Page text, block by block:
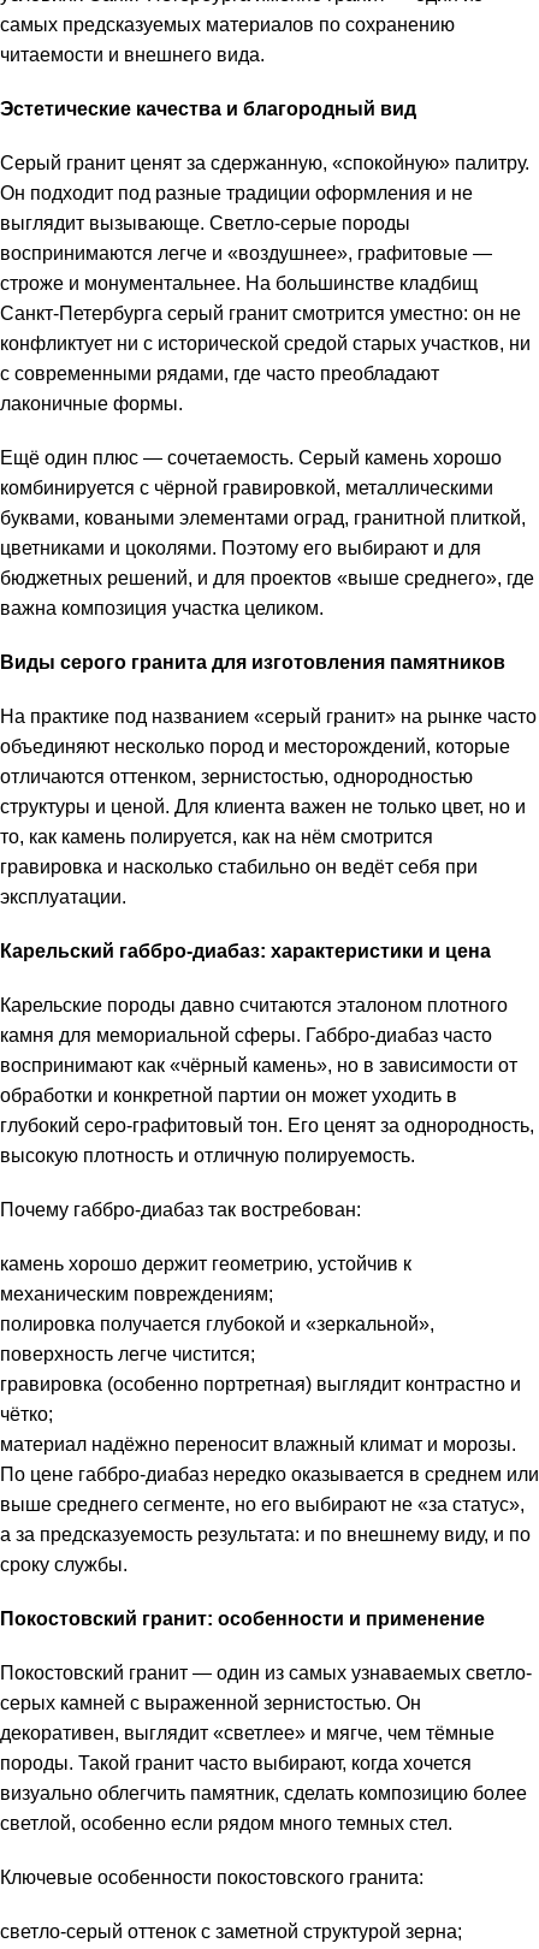
самых предсказуемых материалов по сохранению
читаемости и внешнего вида.
Эстетические качества и благородный вид
Серый гранит ценят за сдержанную, «спокойную» палитру.
Он подходит под разные традиции оформления и не
выглядит вызывающе. Светло-серые породы
воспринимаются легче и «воздушнее», графитовые —
строже и монументальнее. На большинстве кладбищ
Санкт-Петербурга серый гранит смотрится уместно: он не
конфликтует ни с исторической средой старых участков, ни
с современными рядами, где часто преобладают
лаконичные формы.
Ещё один плюс — сочетаемость. Серый камень хорошо
комбинируется с чёрной гравировкой, металлическими
буквами, коваными элементами оград, гранитной плиткой,
цветниками и цоколями. Поэтому его выбирают и для
бюджетных решений, и для проектов «выше среднего», где
важна композиция участка целиком.
Виды серого гранита для изготовления памятников
На практике под названием «серый гранит» на рынке часто
объединяют несколько пород и месторождений, которые
отличаются оттенком, зернистостью, однородностью
структуры и ценой. Для клиента важен не только цвет, но и
то, как камень полируется, как на нём смотрится
гравировка и насколько стабильно он ведёт себя при
эксплуатации.
Карельский габбро-диабаз: характеристики и цена
Карельские породы давно считаются эталоном плотного
камня для мемориальной сферы. Габбро-диабаз часто
воспринимают как «чёрный камень», но в зависимости от
обработки и конкретной партии он может уходить в
глубокий серо-графитовый тон. Его ценят за однородность,
высокую плотность и отличную полируемость.
Почему габбро-диабаз так востребован:
камень хорошо держит геометрию, устойчив к
механическим повреждениям;
полировка получается глубокой и «зеркальной»,
поверхность легче чистится;
гравировка (особенно портретная) выглядит контрастно и
чётко;
материал надёжно переносит влажный климат и морозы.
По цене габбро-диабаз нередко оказывается в среднем или
выше среднего сегменте, но его выбирают не «за статус»,
а за предсказуемость результата: и по внешнему виду, и по
сроку службы.
Покостовский гранит: особенности и применение
Покостовский гранит — один из самых узнаваемых светло-
серых камней с выраженной зернистостью. Он
декоративен, выглядит «светлее» и мягче, чем тёмные
породы. Такой гранит часто выбирают, когда хочется
визуально облегчить памятник, сделать композицию более
светлой, особенно если рядом много темных стел.
Ключевые особенности покостовского гранита:
светло-серый оттенок с заметной структурой зерна;